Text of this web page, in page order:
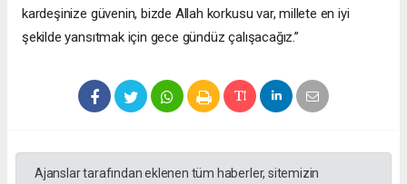
kardeşinize güvenin, bizde Allah korkusu var, millete en iyi
şekilde yansıtmak için gece gündüz çalışacağız.”
Ajanslar tarafından eklenen tüm haberler, sitemizin